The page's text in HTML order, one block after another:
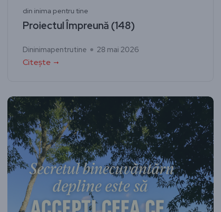
din inima pentru tine
Proiectul Împreună (148)
Dininimapentrutine 28 mai 2026
Citește